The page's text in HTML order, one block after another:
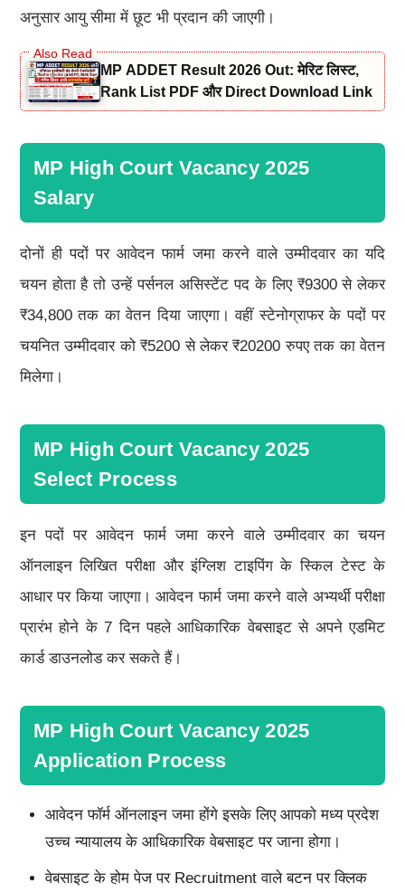
अनुसार आयु सीमा में छूट भी प्रदान की जाएगी।
MP ADDET Result 2026 Out: मेरिट लिस्ट,
Rank List PDF और Direct Download Link
MP High Court Vacancy 2025
Salary
दोनों ही पदों पर आवेदन फार्म जमा करने वाले उम्मीदवार का यदि
चयन होता है तो उन्हें पर्सनल असिस्टेंट पद के लिए ₹9300 से लेकर
₹34,800 तक का वेतन दिया जाएगा। वहीं स्टेनोग्राफर के पदों पर
चयनित उम्मीदवार को ₹5200 से लेकर ₹20200 रुपए तक का वेतन
मिलेगा।
MP High Court Vacancy 2025
Select Process
इन पदों पर आवेदन फार्म जमा करने वाले उम्मीदवार का चयन
ऑनलाइन लिखित परीक्षा और इंग्लिश टाइपिंग के स्किल टेस्ट के
आधार पर किया जाएगा। आवेदन फार्म जमा करने वाले अभ्यर्थी परीक्षा
प्रारंभ होने के 7 दिन पहले आधिकारिक वेबसाइट से अपने एडमिट
कार्ड डाउनलोड कर सकते हैं।
MP High Court Vacancy 2025
Application Process
आवेदन फॉर्म ऑनलाइन जमा होंगे इसके लिए आपको मध्य प्रदेश
उच्च न्यायालय के आधिकारिक वेबसाइट पर जाना होगा।
वेबसाइट के होम पेज पर Recruitment वाले बटन पर क्लिक